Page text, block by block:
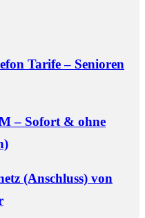
Tarife – Senioren
– Sofort & ohne
(Anschluss) von